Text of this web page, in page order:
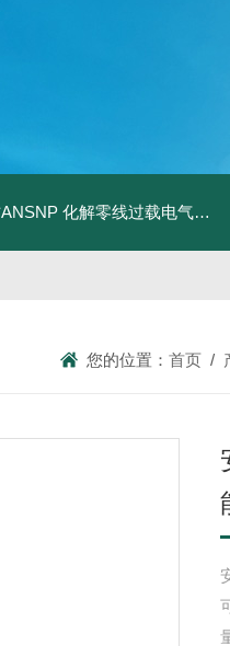
化解零线过载电气隐患案例
您的位置：首页 /